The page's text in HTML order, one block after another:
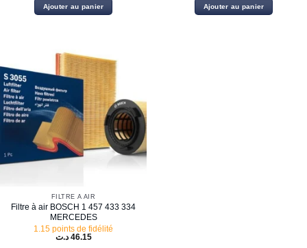
Ajouter au panier Ajouter au panier
FILTRE À AIR
Filtre à air BOSCH 1 457 433 334
MERCEDES
1.15 points de fidélité
46.15 د.ت